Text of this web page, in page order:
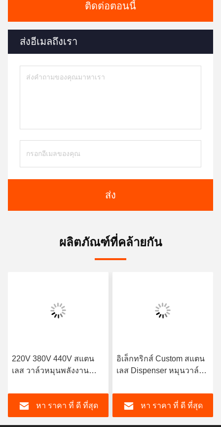
ติดต่อตอนนี้
ส่งอีเมลถึงเรา
ส่ง
ผลิตภัณฑ์ที่คล้ายกัน
220V 380V 440V สแตน
เลส วาล์วหมุนพลังงาน
หา ราคา ที่ ดี ที่สุด
อิเล็กทริกส์ Custom สแตน
เลส Dispenser หมุนวาล์ว
หา ราคา ที่ ดี ที่สุด